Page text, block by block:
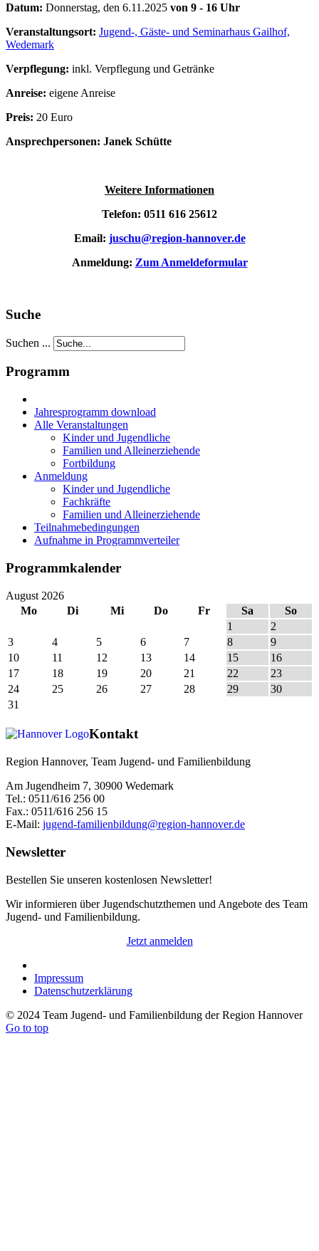
Datum: Donnerstag, den 6.11.2025 von 9 - 16 Uhr
Veranstaltungsort: Jugend-, Gäste- und Seminarhaus Gailhof,
Wedemark
Verpflegung: inkl. Verpflegung und Getränke
Anreise: eigene Anreise
Preis: 20 Euro
Ansprechpersonen: Janek Schütte
Weitere Informationen
Telefon: 0511 616 25612
Email: juschu@region-hannover.de
Anmeldung: Zum Anmeldeformular
Suche
Suchen ...
Programm
Jahresprogramm download
Alle Veranstaltungen
Kinder und Jugendliche
Familien und Alleinerziehende
Fortbildung
Anmeldung
Kinder und Jugendliche
Fachkräfte
Familien und Alleinerziehende
Teilnahmebedingungen
Aufnahme in Programmverteiler
Programmkalender
August 2026
Mo
Di Mi Do Fr Sa
So
1
2
3
4 5 6 7 8
9
10
11 12 13 14 15
16
17
18 19 20 21 22
23
24
25 26 27 28 29
30
31
Kontakt
Region Hannover, Team Jugend- und Familienbildung
Am Jugendheim 7, 30900 Wedemark
Tel.: 0511/616 256 00
Fax.: 0511/616 256 15
E-Mail: jugend-familienbildung@region-hannover.de
Newsletter
Bestellen Sie unseren kostenlosen Newsletter!
Wir informieren über Jugendschutzthemen und Angebote des Team
Jugend- und Familienbildung.
Jetzt anmelden
Impressum
Datenschutzerklärung
© 2024 Team Jugend- und Familienbildung der Region Hannover
Go to top